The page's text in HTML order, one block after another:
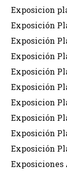
Exposicion
Exposición
Exposición
Exposición
Exposición
Exposición
Exposicion
Exposición
Exposición
Exposición
Exposiciones